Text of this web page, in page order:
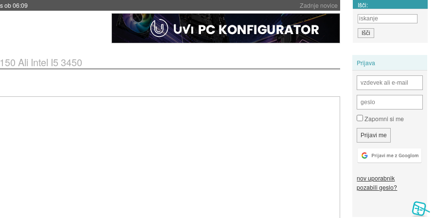
Zadnje novice
ob 06:09 Išči:
Prijava
Zapomni si me
nov uporabnik
pozabili geslo?
Ali Intel I5 3450